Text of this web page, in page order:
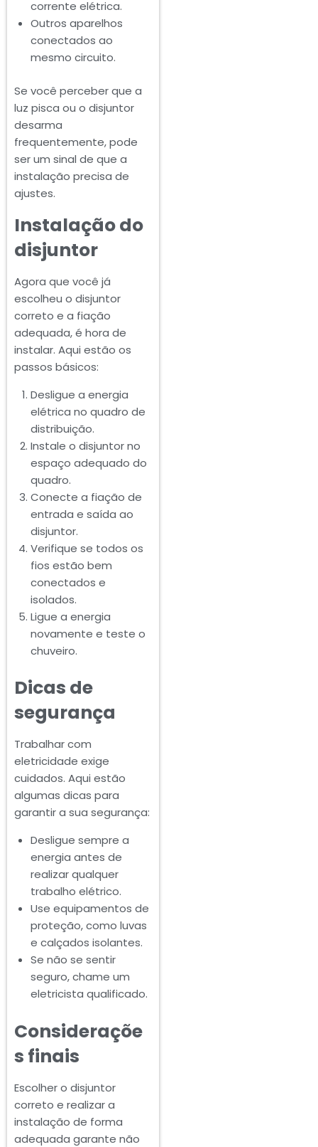
corrente elétrica.
Outros aparelhos
conectados ao
mesmo circuito.
Se você perceber que a
luz pisca ou o disjuntor
desarma
frequentemente, pode
ser um sinal de que a
instalação precisa de
ajustes.
Instalação do
disjuntor
Agora que você já
escolheu o disjuntor
correto e a fiação
adequada, é hora de
instalar. Aqui estão os
passos básicos:
Desligue a energia
elétrica no quadro de
distribuição.
Instale o disjuntor no
espaço adequado do
quadro.
Conecte a fiação de
entrada e saída ao
disjuntor.
Verifique se todos os
fios estão bem
conectados e
isolados.
Ligue a energia
novamente e teste o
chuveiro.
Dicas de
segurança
Trabalhar com
eletricidade exige
cuidados. Aqui estão
algumas dicas para
garantir a sua segurança:
Desligue sempre a
energia antes de
realizar qualquer
trabalho elétrico.
Use equipamentos de
proteção, como luvas
e calçados isolantes.
Se não se sentir
seguro, chame um
eletricista qualificado.
Consideraçõe
s finais
Escolher o disjuntor
correto e realizar a
instalação de forma
adequada garante não